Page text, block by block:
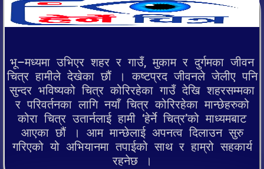
भू–मध्यमा उभिएर शहर र गाउँ, मुकाम र दुर्गमका जीवन
चित्र हामीले देखेका छौं । कष्टप्रद जीवनले जेलीए पनि
सुन्दर भविष्यको चित्र कोरिरहेका गाउँ देखि शहरसम्मका
र परिवर्तनका लागि नयाँ चित्र कोरिरहेका मान्छेहरुको
कोरा चित्र उतार्नलाई हामी ‘हेर्ने चित्र’को माध्यमबाट
आएका छौं । आम मान्छेलाई अपनत्व दिलाउन सुरु
गरिएको यो अभियानमा तपाईको साथ र हाम्रो सहकार्य
रहनेछ ।